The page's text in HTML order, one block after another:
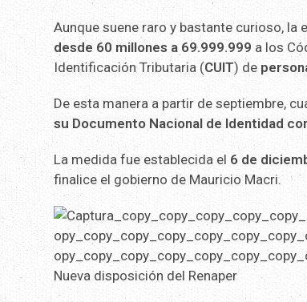
Aunque suene raro y bastante curioso, la
desde 60 millones a 69.999.999 a los
Identificación Tributaria (CUIT) de
De esta manera a partir de septiembre,
su Documento Nacional de Identidad
La medida fue establecida el 6 de
finalice el gobierno de Mauricio Macri.
Nueva disposición del Renaper